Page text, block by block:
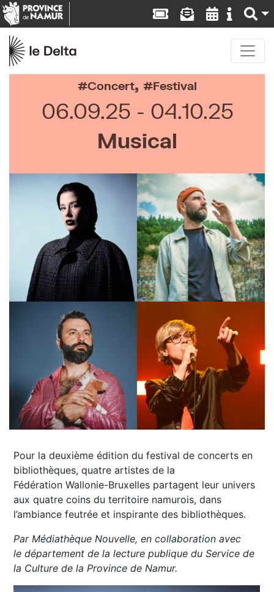
Concert, Festival
06.09.25
04.10.25
Musical
Pour la deuxième édition du festival de concerts en
bibliothèques, quatre artistes de la
Fédération Wallonie-Bruxelles partagent leur univers
aux quatre coins du territoire namurois, dans
l’ambiance feutrée et inspirante des bibliothèques.
Par Médiathèque Nouvelle, en collaboration avec
le département de la lecture publique du Service de
la Culture de la Province de Namur.